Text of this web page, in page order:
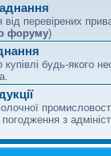
перевірених
форуму)
будь-якого
з